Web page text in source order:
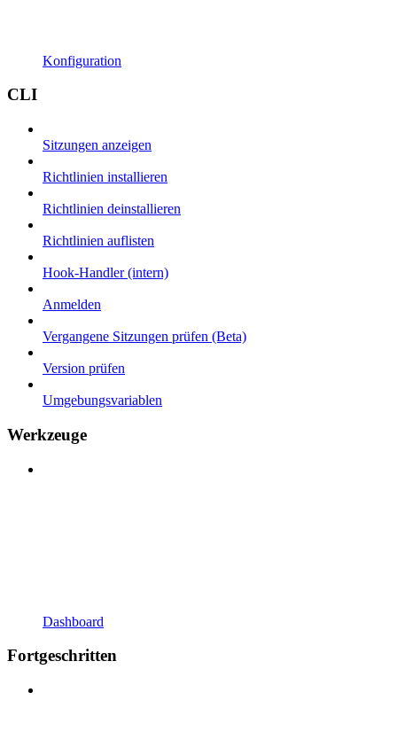
Konfiguration
CLI
Sitzungen anzeigen
Richtlinien installieren
Richtlinien deinstallieren
Richtlinien auflisten
Hook-Handler (intern)
Anmelden
Vergangene Sitzungen prüfen (Beta)
Version prüfen
Umgebungsvariablen
Werkzeuge
Dashboard
Fortgeschritten